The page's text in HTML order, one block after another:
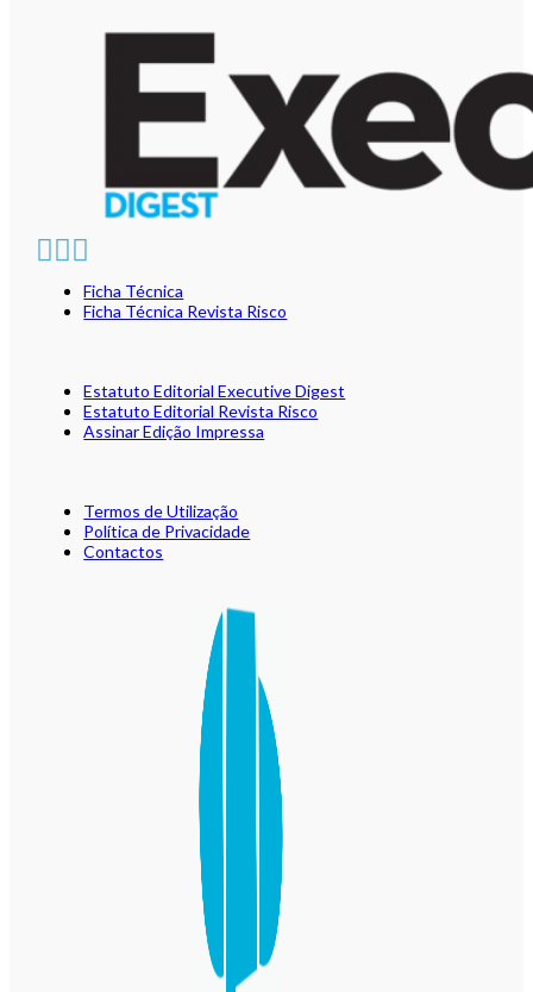
Ficha Técnica
Ficha Técnica Revista Risco
Estatuto Editorial Executive Digest
Estatuto Editorial Revista Risco
Assinar Edição Impressa
Termos de Utilização
Política de Privacidade
Contactos